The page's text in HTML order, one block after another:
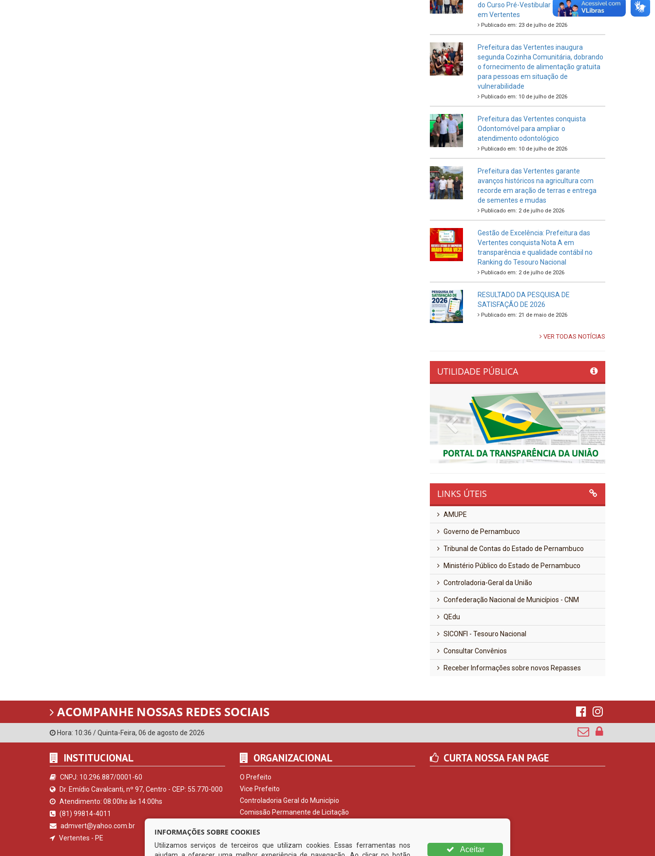
do Curso Pré-Vestibular Junto do Povo
em Vertentes
Publicado em: 23 de julho de 2026
Prefeitura das Vertentes inaugura
segunda Cozinha Comunitária, dobrando
o fornecimento de alimentação gratuita
para pessoas em situação de
vulnerabilidade
Publicado em: 10 de julho de 2026
Prefeitura das Vertentes conquista
Odontomóvel para ampliar o
atendimento odontológico
Publicado em: 10 de julho de 2026
Prefeitura das Vertentes garante
avanços históricos na agricultura com
recorde em aração de terras e entrega
de sementes e mudas
Publicado em: 2 de julho de 2026
Gestão de Excelência: Prefeitura das
Vertentes conquista Nota A em
transparência e qualidade contábil no
Ranking do Tesouro Nacional
Publicado em: 2 de julho de 2026
RESULTADO DA PESQUISA DE
SATISFAÇÃO DE 2026
Publicado em: 21 de maio de 2026
VER TODAS NOTÍCIAS
UTILIDADE PÚBLICA
Previous Next
LINKS ÚTEIS
AMUPE
Governo de Pernambuco
Tribunal de Contas do Estado de Pernambuco
Ministério Público do Estado de Pernambuco
Controladoria-Geral da União
Confederação Nacional de Municípios - CNM
QEdu
SICONFI - Tesouro Nacional
Consultar Convênios
Receber Informações sobre novos Repasses
ACOMPANHE NOSSAS REDES SOCIAIS
Hora: 10:36 /Quinta-Feira, 06 de agosto de 2026
INSTITUCIONAL
CNPJ: 10.296.887/0001-60
Dr. Emídio Cavalcanti, nº 97, Centro - CEP: 55.770-000
Atendimento: 08:00hs às 14:00hs
(81) 99814-4011
admvert@yahoo.com.br
Vertentes - PE
ORGANIZACIONAL
O Prefeito
Vice Prefeito
Controladoria Geral do Município
Comissão Permanente de Licitação
Serviço de Informação ao Cidadão
Ouvidoria Municipal
CURTA NOSSA FAN PAGE
INFORMAÇÕES SOBRE COOKIES
Utilizamos serviços de terceiros que utilizam cookies. Essas ferramentas nos
Aceitar